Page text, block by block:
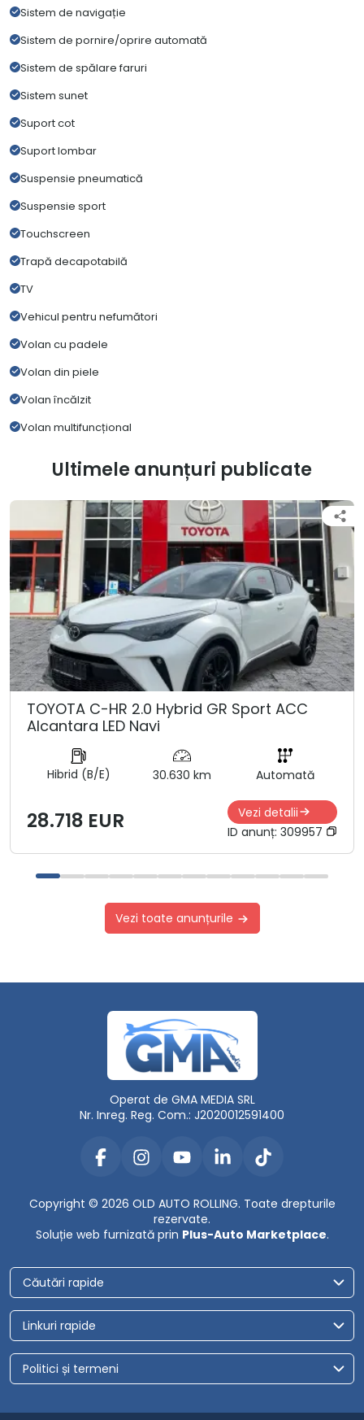
Sistem de navigație
Sistem de pornire/oprire automată
Sistem de spălare faruri
Sistem sunet
Suport cot
Suport lombar
Suspensie pneumatică
Suspensie sport
Touchscreen
Trapă decapotabilă
TV
Vehicul pentru nefumători
Volan cu padele
Volan din piele
Volan încălzit
Volan multifuncțional
Ultimele anunțuri publicate
TOYOTA C-HR 2.0 Hybrid GR Sport ACC
Alcantara LED Navi
Hibrid (B/E) 30.630 km Automată
28.718 EUR
Vezi detalii
ID anunț: 309957
Vezi toate anunțurile
Operat de GMA MEDIA SRL
Nr. Inreg. Reg. Com.: J2020012591400
Copyright © 2026 OLD AUTO ROLLING. Toate drepturile
rezervate.
Soluție web furnizată prin Plus-Auto Marketplace.
Căutări rapide
Linkuri rapide
Politici și termeni